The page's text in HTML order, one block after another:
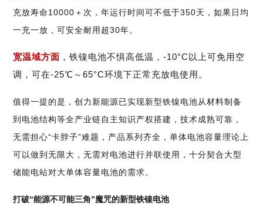
充放寿命10000＋次，年运行时间可不低于350天，如果日均
一充一放，可安全耐用超30年。
宽温域方面 ，铁镍电池不惧高低温，-10°C以上可免用空
调，可在-25℃～65°C环境下正常充放电使用。
值得一提的是，创力新能源已实现新型铁镍电池从材料制备
到电池结构等全产业链自主知识产权搭建，技术成熟可靠，
无需担心“卡脖子”难题，产品系列齐全，单体电池容量理论上
可以做到无限大，无需对电池进行并联使用，十分契合大型
储能电站对大单体容量电池的需求。
打破“能源不可能三角”魔咒的新型铁镍电池